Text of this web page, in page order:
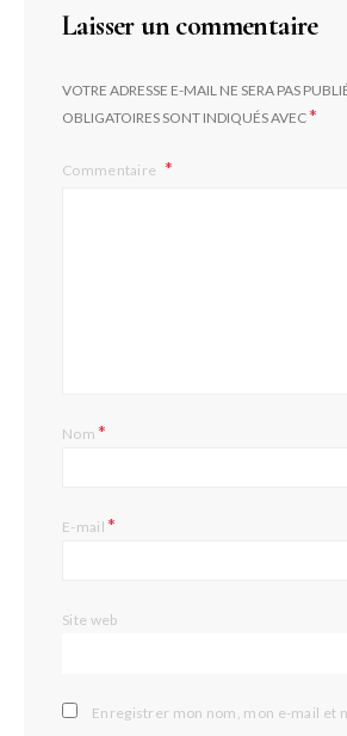
Laisser un commentaire
VOTRE ADRESSE E-MAIL NE SERA PAS
OBLIGATOIRES SONT INDIQUÉS AVEC*
Commentaire
Nom*
E-mail*
Site web
Enregistrer mon nom, mon e-mail et